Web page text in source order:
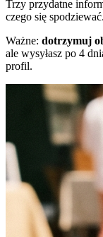
Trzy przydatne
czego się spodziewać.
Ważne: dotrzymuj
ale wysyłasz po 4
profil.